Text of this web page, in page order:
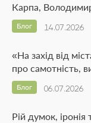
Карпа, Володимир
14.07.2026
Блог
«На захід від
про самотність,
06.07.2026
Блог
Рій думок, іронія